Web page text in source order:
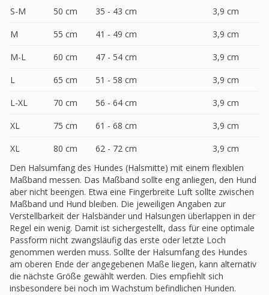
S-M 50 cm 35 - 43 cm
3,9 cm
M
55 cm 41 - 49 cm
3,9 cm
M-L
60 cm 47 - 54 cm
3,9 cm
L
65 cm 51 - 58 cm
3,9 cm
L-XL
70 cm 56 - 64 cm
3,9 cm
XL
75 cm 61 - 68 cm
3,9 cm
XL
80 cm 62 - 72 cm
3,9 cm
Den Halsumfang des Hundes (Halsmitte) mit einem flexiblen
Maßband messen. Das Maßband sollte eng anliegen, den Hund
aber nicht beengen. Etwa eine Fingerbreite Luft sollte zwischen
Maßband und Hund bleiben. Die jeweiligen Angaben zur
Verstellbarkeit der Halsbänder und Halsungen überlappen in der
Regel ein wenig. Damit ist sichergestellt, dass für eine optimale
Passform nicht zwangsläufig das erste oder letzte Loch
genommen werden muss. Sollte der Halsumfang des Hundes
am oberen Ende der angegebenen Maße liegen, kann alternativ
die nächste Größe gewählt werden. Dies empfiehlt sich
insbesondere bei noch im Wachstum befindlichen Hunden.